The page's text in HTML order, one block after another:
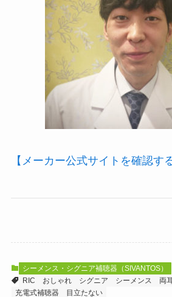
【メーカー公式サイトを確認する
シーメンス・シグニア補聴器（SIVANTOS）
RIC
おしゃれ シグニア シーメンス 両
充電式補聴器
目立たない